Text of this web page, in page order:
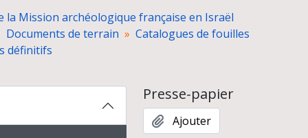
2121, catalogue n° 2
2171, catalogue de fouilles n° 3
la Mission archéologique française en Israël
Documents de terrain
Catalogues de fouilles
définitifs
Presse-papier
Ajouter